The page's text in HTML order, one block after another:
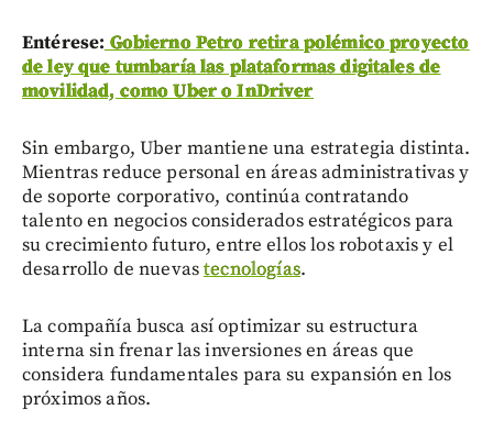
Entérese: Gobierno Petro retira polémico proyecto
de ley que tumbaría las plataformas digitales de
movilidad, como Uber o InDriver
Sin embargo, Uber mantiene una estrategia distinta.
Mientras reduce personal en áreas administrativas y
de soporte corporativo, continúa contratando
talento en negocios considerados estratégicos para
su crecimiento futuro, entre ellos los robotaxis y el
desarrollo de nuevastecnologías.
La compañía busca así optimizar su estructura
interna sin frenar las inversiones en áreas que
considera fundamentales para su expansión en los
próximos años.